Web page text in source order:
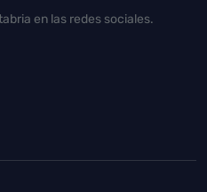
en las redes sociales.